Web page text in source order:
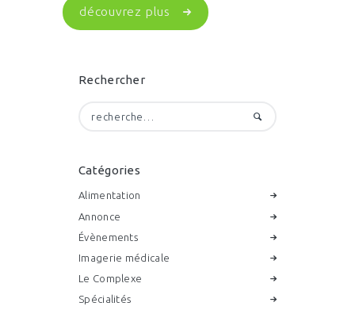
découvrez plus
Rechercher
Catégories
Alimentation
Annonce
Évènements
Imagerie médicale
Le Complexe
Spécialités